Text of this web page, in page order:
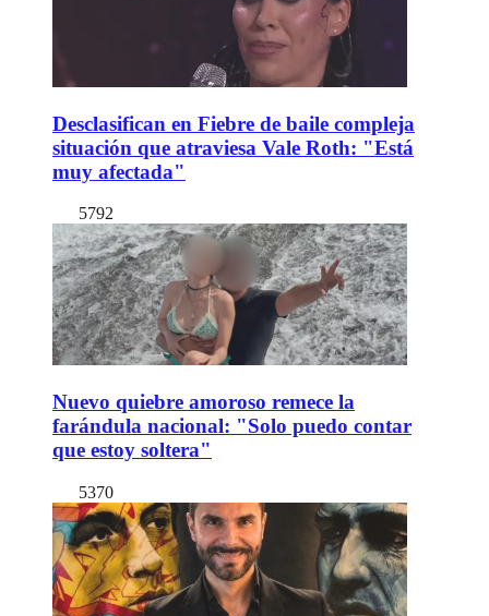
Desclasifican en Fiebre de baile compleja
situación que atraviesa Vale Roth: "Está
muy afectada"
5792
Nuevo quiebre amoroso remece la
farándula nacional: "Solo puedo contar
que estoy soltera"
5370